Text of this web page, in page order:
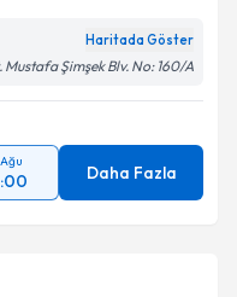
Haritada Göster
Mustafa Şimşek Blv. No: 160/A
Daha Fazla